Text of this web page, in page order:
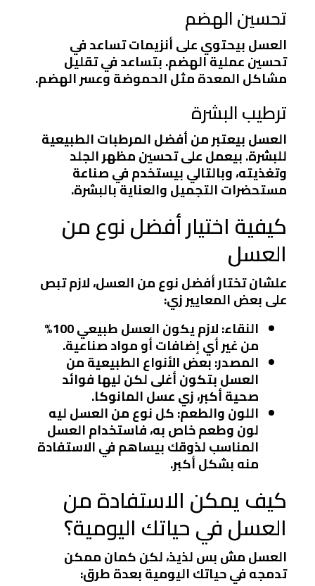
تحسين الهضم
العسل بيحتوي على أنزيمات تساعد في
تحسين عملية الهضم. بتساعد في تقليل
مشاكل المعدة مثل الحموضة وعسر الهضم.
ترطيب البشرة
العسل بيعتبر من أفضل المرطبات الطبيعية
للبشرة. بيعمل على تحسين مظهر الجلد
وتغذيته، وبالتالي بيستخدم في صناعة
مستحضرات التجميل والعناية بالبشرة.
كيفية اختيار أفضل نوع من
العسل
علشان تختار أفضل نوع من العسل، لازم تبص
على بعض المعايير زي:
النقاء
: لازم يكون العسل طبيعي 100%
من غير أي إضافات أو مواد صناعية.
المصدر: بعض الأنواع الطبيعية من
العسل بتكون أغلى لكن ليها فوائد
صحية أكبر، زي عسل المانوكا.
اللون والطعم: كل نوع من العسل ليه
لون وطعم خاص به، فاستخدام العسل
المناسب لذوقك بيساهم في الاستفادة
منه بشكل أكبر.
كيف يمكن الاستفادة من
العسل في حياتك اليومية؟
العسل مش بس لذيذ، لكن كمان ممكن
تدمجه في حياتك اليومية بعدة طرق: